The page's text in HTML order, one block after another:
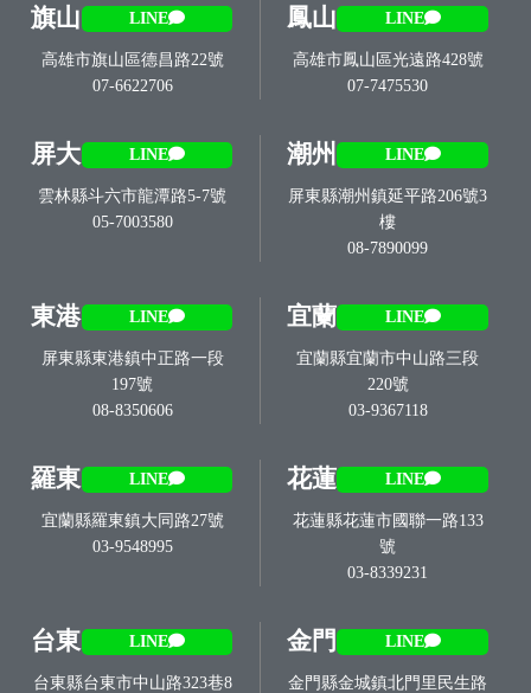
旗山 LINE
高雄市旗山區德昌路22號
07-6622706
鳳山 LINE
高雄市鳳山區光遠路428號
07-7475530
屏大 LINE
雲林縣斗六市龍潭路5-7號
05-7003580
潮州 LINE
屏東縣潮州鎮延平路206號3
樓
08-7890099
東港 LINE
屏東縣東港鎮中正路一段
197號
08-8350606
宜蘭 LINE
宜蘭縣宜蘭市中山路三段
220號
03-9367118
羅東 LINE
宜蘭縣羅東鎮大同路27號
03-9548995
花蓮 LINE
花蓮縣花蓮市國聯一路133
號
03-8339231
台東 LINE
台東縣台東市中山路323巷8
金門 LINE
金門縣金城鎮北門里民生路